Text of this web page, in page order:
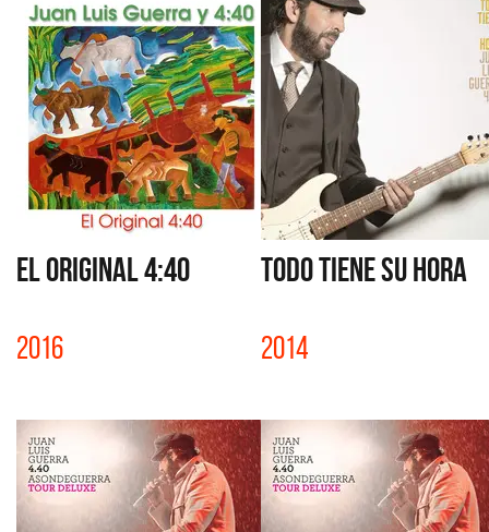
EL ORIGINAL 4:40
2016
TODO TIENE SU HORA
2014